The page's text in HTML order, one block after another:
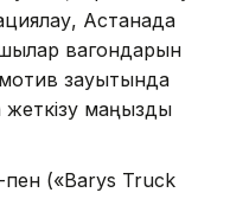
Астанада
вагондарын
зауытында
жеткізу маңызды
(«Barys Truck